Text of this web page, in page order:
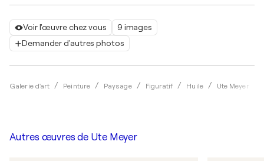
Voir l'œuvre chez vous
9 images
Demander d'autres photos
Galerie d'art Peinture Paysage Figuratif Huile Ute Meyer
Autres œuvres de Ute Meyer